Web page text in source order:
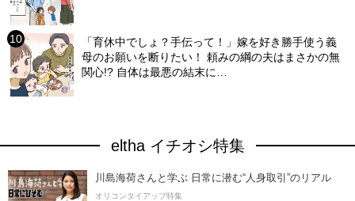
「育休中でしょ？手伝って！」嫁を好き勝手使う義
母のお願いを断りたい！ 頼みの綱の夫はまさかの無
関心!? 自体は最悪の結末に…
eltha イチオシ特集
川島海荷さんと学ぶ 日常に潜む“人身取引”のリアル
オリコンタイアップ特集